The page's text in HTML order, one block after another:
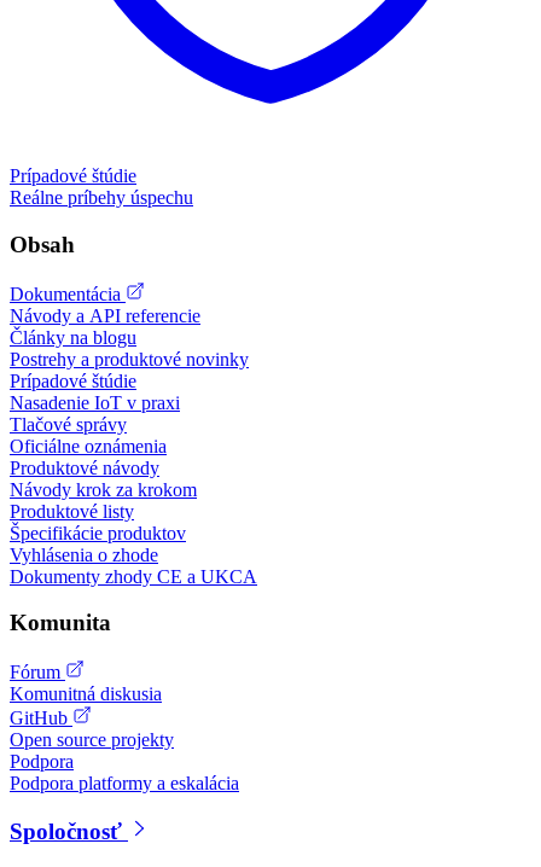
Prípadové štúdie
Reálne príbehy úspechu
Obsah
Dokumentácia
Návody a API referencie
Články na blogu
Postrehy a produktové novinky
Prípadové štúdie
Nasadenie IoT v praxi
Tlačové správy
Oficiálne oznámenia
Produktové návody
Návody krok za krokom
Produktové listy
Špecifikácie produktov
Vyhlásenia o zhode
Dokumenty zhody CE a UKCA
Komunita
Fórum
Komunitná diskusia
GitHub
Open source projekty
Podpora
Podpora platformy a eskalácia
Spoločnosť